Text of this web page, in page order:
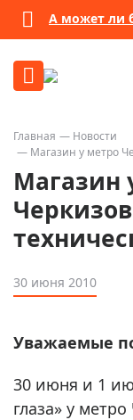
А может ли
Главная
Новости
Магазин у метро
Магазин
30 июня 2010
Уважаемые
30 июня и 1
глаза» у